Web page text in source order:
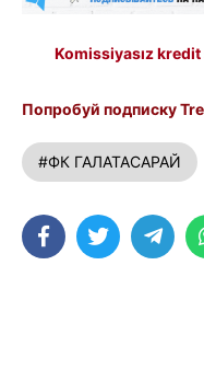
Komissiyasız
Попробуй подписку
#ФК ГАЛАТАСАРАЙ